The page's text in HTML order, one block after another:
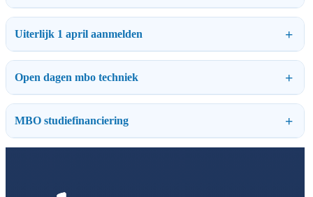
Uiterlijk 1 april aanmelden
Open dagen mbo techniek
MBO studiefinanciering